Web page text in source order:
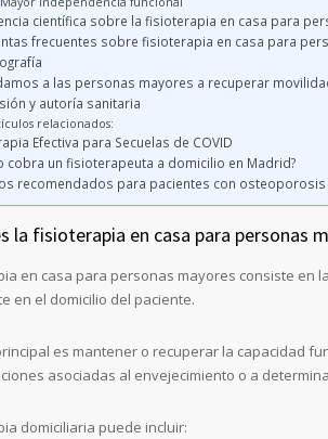
científica sobre la fisioterapia en casa para
frecuentes sobre fisioterapia en casa para
a las personas mayores a recuperar
y autoría sanitaria
relacionados:
Efectiva para Secuelas de COVID
cobra un fisioterapeuta a domicilio en Madrid?
recomendados para pacientes con osteoporosis
la fisioterapia en casa para personas
en casa para personas mayores consiste en
en el domicilio del paciente.
es mantener o recuperar la capacidad
asociadas al envejecimiento o a
domiciliaria puede incluir: